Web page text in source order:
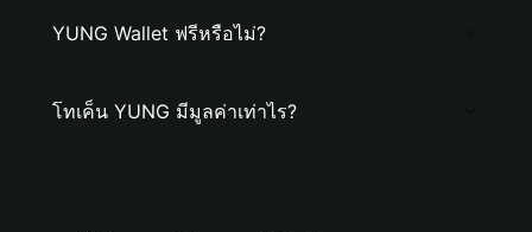
YUNG Wallet ฟรีหรือไม่?
โทเค็น YUNG มีมูลค่าเท่าไร?